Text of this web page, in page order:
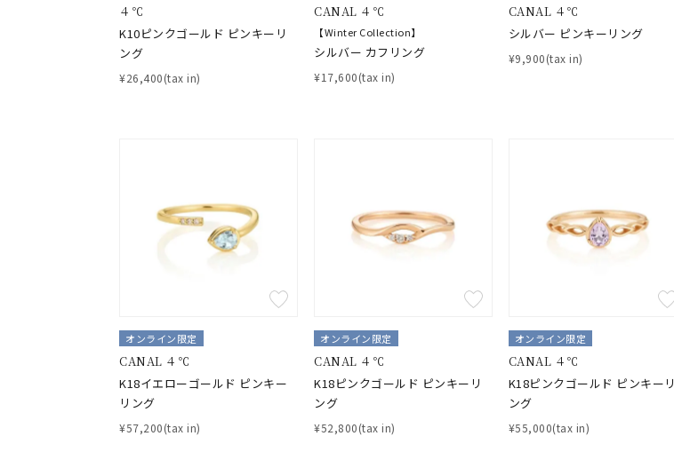
素材 プラチナ K10 K7
カラー イエローカラー ピンクカラー ホワイトカラー
1月の誕生石 2月の誕生石 3月の誕生石
新着順
４℃
K10ピンクゴールド ピンキーリ
ング
¥26,400(tax in)
CANAL ４℃
【Winter Collection】
シルバー カフリング
¥17,600(tax in)
CANAL ４℃
シルバー ピンキーリング
¥9,900(tax in)
オンライン限定
CANAL ４℃
K18イエローゴールド ピンキー
リング
¥57,200(tax in)
オンライン限定
CANAL ４℃
K18ピンクゴールド ピンキーリ
ング
¥52,800(tax in)
オンライン限定
CANAL ４℃
K18ピンクゴールド ピンキーリ
ング
¥55,000(tax in)